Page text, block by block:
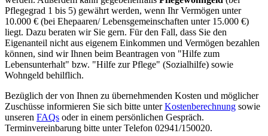
Pflegegrad 1 bis 5) gewährt werden, wenn Ihr Vermögen unter
10.000 € (bei Ehepaaren/ Lebensgemeinschaften unter 15.000 €)
liegt. Dazu beraten wir Sie gern. Für den Fall, dass Sie den
Eigenanteil nicht aus eigenem Einkommen und Vermögen bezahlen
können, sind wir Ihnen beim Beantragen von "Hilfe zum
Lebensunterhalt" bzw. "Hilfe zur Pflege" (Sozialhilfe) sowie
Wohngeld behilflich.
Bezüglich der von Ihnen zu übernehmenden Kosten und möglicher
Zuschüsse informieren Sie sich bitte unterKostenberechnung sowie
unseren FAQs oder in einem persönlichen Gespräch.
Terminvereinbarung bitte unter Telefon 02941/150020.